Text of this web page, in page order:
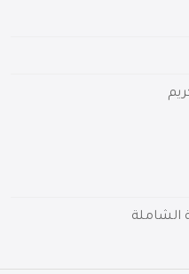
الشاملة